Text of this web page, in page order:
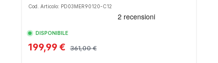
Cod. Articolo: PD03MER90120-C12
DISPONIBILE
199,99 € 361,00 €